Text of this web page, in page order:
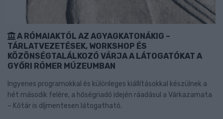
A RÓMAIAKTÓL AZ AGYAGKATONÁKIG –
TÁRLATVEZETÉSEK, WORKSHOP ÉS
KÖZÖNSÉGTALÁLKOZÓ VÁRJA A LÁTOGATÓKAT A
GYŐRI RÓMER MÚZEUMBAN
Ingyenes programokkal és különleges kiállításokkal készülnek a
hét második felére, a hőségriadó idején ráadásul a Várkazamata
– Kőtár is díjmentesen látogatható.